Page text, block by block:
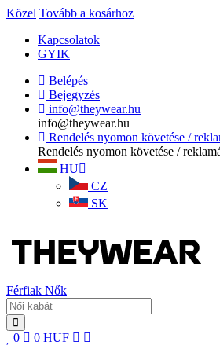
Közel Tovább a kosárhoz
Kapcsolatok
GYIK
Belépés
Bejegyzés
info@theywear.hu
info@theywear.hu
Rendelés nyomon követése /
Rendelés nyomon követése /
HU
CZ
SK
Férfiak Nők
0 0 HUF